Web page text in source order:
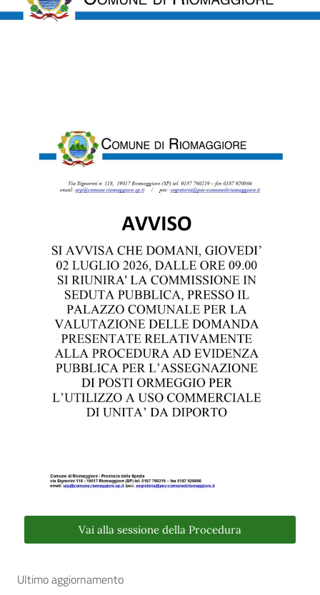
Vai alla sessione della Procedura
Ultimo aggiornamento